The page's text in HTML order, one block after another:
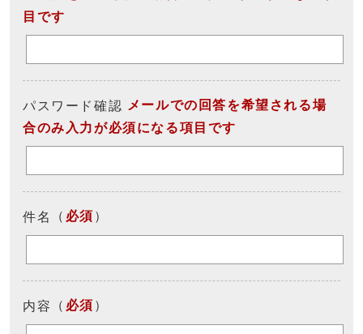
目です
パスワード確認 メールでの回答を希望される場
合のみ入力が必須になる項目です
件名 （ 必須 ）
内容 （ 必須 ）